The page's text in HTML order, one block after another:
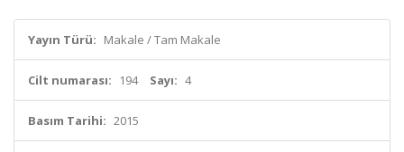
Yayın Türü: Makale / Tam Makale
Cilt numarası: 194 Sayı: 4
Basım Tarihi: 2015